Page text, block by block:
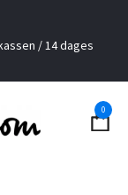
/ 14 dages
0